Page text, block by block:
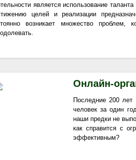
является использование
целей и реализации
возникает множество проблем,
Онлайн-
Последние 200 лет
человек за один
наши предки не
как справится с
эффективным?